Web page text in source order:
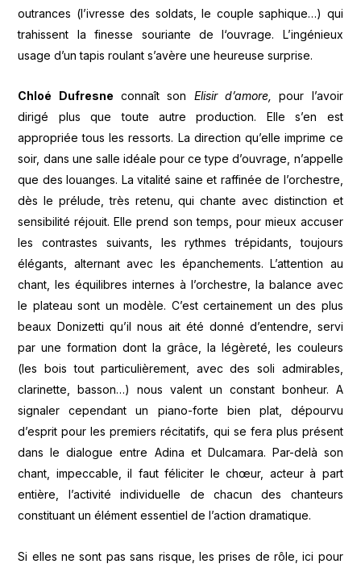
outrances (l’ivresse des soldats, le couple saphique…) qui
trahissent la finesse souriante de l‘ouvrage. L’ingénieux
usage d’un tapis roulant s’avère une heureuse surprise.
Chloé Dufresne connaît son Elisir d’amore,pour l’avoir
dirigé plus que toute autre production. Elle s’en est
appropriée tous les ressorts. La direction qu’elle imprime ce
soir, dans une salle idéale pour ce type d’ouvrage, n’appelle
que des louanges. La vitalité saine et raffinée de l’orchestre,
dès le prélude, très retenu, qui chante avec distinction et
sensibilité réjouit. Elle prend son temps, pour mieux accuser
les contrastes suivants, les rythmes trépidants, toujours
élégants, alternant avec les épanchements. L’attention au
chant, les équilibres internes à l’orchestre, la balance avec
le plateau sont un modèle. C’est certainement un des plus
beaux Donizetti qu’il nous ait été donné d’entendre, servi
par une formation dont la grâce, la légèreté, les couleurs
(les bois tout particulièrement, avec des soli admirables,
clarinette, basson…) nous valent un constant bonheur. A
signaler cependant un piano-forte bien plat, dépourvu
d’esprit pour les premiers récitatifs, qui se fera plus présent
dans le dialogue entre Adina et Dulcamara. Par-delà son
chant, impeccable, il faut féliciter le chœur, acteur à part
entière, l’activité individuelle de chacun des chanteurs
constituant un élément essentiel de l’action dramatique.
Si elles ne sont pas sans risque, les prises de rôle, ici pour